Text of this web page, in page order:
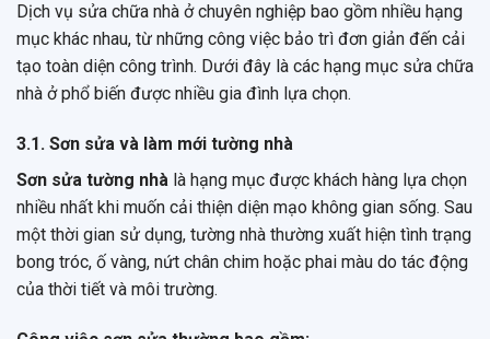
Dịch vụ sửa chữa nhà ở chuyên nghiệp bao gồm nhiều hạng
mục khác nhau, từ những công việc bảo trì đơn giản đến cải
tạo toàn diện công trình. Dưới đây là các hạng mục sửa chữa
nhà ở phổ biến được nhiều gia đình lựa chọn.
3.1. Sơn sửa và làm mới tường nhà
Sơn sửa tường nhà là hạng mục được khách hàng lựa chọn
nhiều nhất khi muốn cải thiện diện mạo không gian sống. Sau
một thời gian sử dụng, tường nhà thường xuất hiện tình trạng
bong tróc, ố vàng, nứt chân chim hoặc phai màu do tác động
của thời tiết và môi trường.